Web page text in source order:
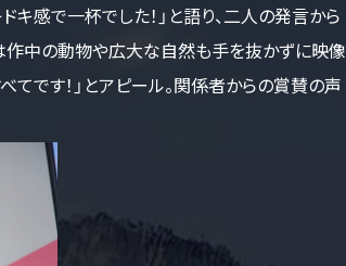
キ感で一杯でした！」と語り、二人の発言から
作中の動物や広大な自然も手を抜かずに映像
てです！」とアピール。関係者からの賞賛の声